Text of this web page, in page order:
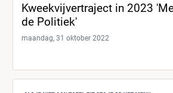
Kweekvijvertraject in 2023
de Politiek'
maandag, 31 oktober 2022